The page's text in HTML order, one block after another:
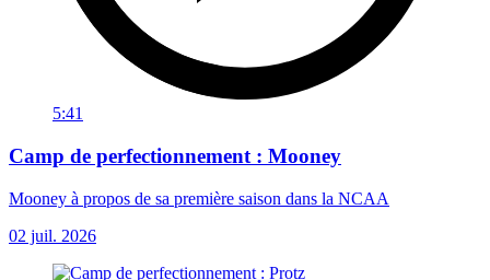
5:41
Camp de perfectionnement : Mooney
Mooney à propos de sa première saison dans la NCAA
02 juil. 2026